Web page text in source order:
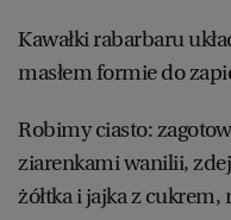
Kawałki rabarbaru
masłem formie do
Robimy ciasto:
ziarenkami wanilii,
żółtka i jajka z